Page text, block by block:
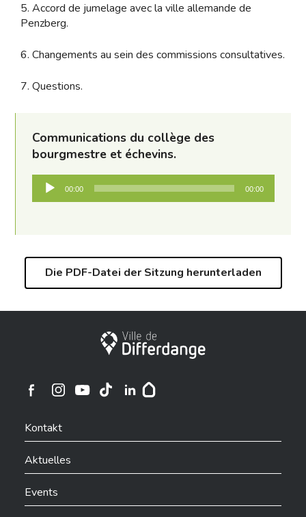
5. Accord de jumelage avec la ville allemande de
Penzberg.
6. Changements au sein des commissions consultatives.
7. Questions.
Communications du collège des
bourgmestre et échevins.
Audio-
Player
00:00 00:00
Die PDF-Datei der Sitzung herunterladen
Stadt Differdingen
Ville de Differdange sur Instagram
Kontakt
Aktuelles
Events